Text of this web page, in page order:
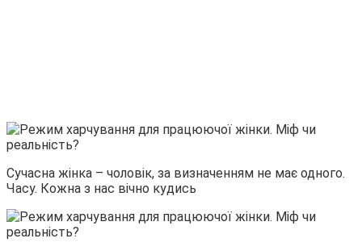
Сучасна жінка – чоловік, за визначенням не має одного.
Часу. Кожна з нас вічно кудись